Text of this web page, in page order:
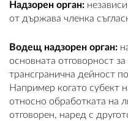
Надзорен орган:
от държава членка
Водещ надзорен орган:
основната отговорност
трансгранична дейност
Например когато субект
относно обработката на
отговорен, наред с